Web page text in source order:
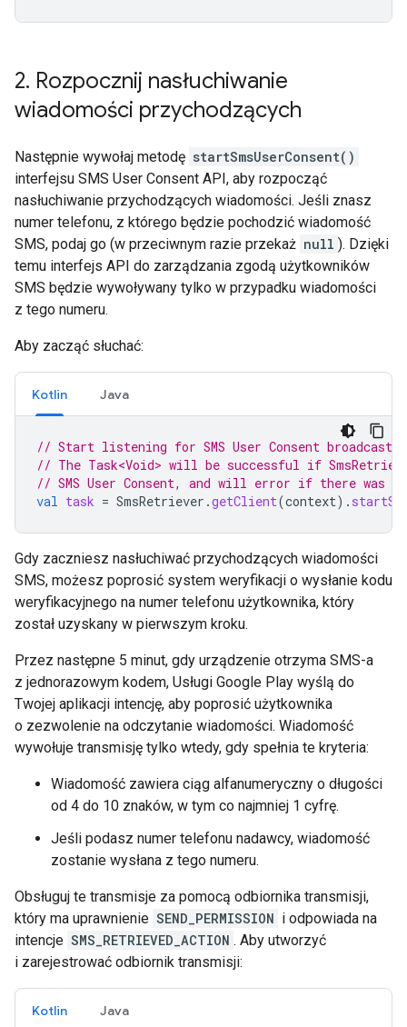
2. Rozpocznij nasłuchiwanie
wiadomości przychodzących
Następnie wywołaj metodę startSmsUserConsent()
interfejsu SMS User Consent API, aby rozpocząć
nasłuchiwanie przychodzących wiadomości. Jeśli znasz
numer telefonu, z którego będzie pochodzić wiadomość
SMS, podaj go (w przeciwnym razie przekaż null ). Dzięki
temu interfejs API do zarządzania zgodą użytkowników
SMS będzie wywoływany tylko w przypadku wiadomości
z tego numeru.
Aby zacząć słuchać:
Kotlin Java
// Start listening for SMS User Consent broadcasts
// The Task<Void> will be successful if
// SMS User Consent, and will error if there was
val task = SmsRetriever .getClient(context).
Gdy zaczniesz nasłuchiwać przychodzących wiadomości
SMS, możesz poprosić system weryfikacji o wysłanie kodu
weryfikacyjnego na numer telefonu użytkownika, który
został uzyskany w pierwszym kroku.
Przez następne 5 minut, gdy urządzenie otrzyma SMS-a
z jednorazowym kodem, Usługi Google Play wyślą do
Twojej aplikacji intencję, aby poprosić użytkownika
o zezwolenie na odczytanie wiadomości. Wiadomość
wywołuje transmisję tylko wtedy, gdy spełnia te kryteria:
Wiadomość zawiera ciąg alfanumeryczny o długości
od 4 do 10 znaków, w tym co najmniej 1 cyfrę.
Jeśli podasz numer telefonu nadawcy, wiadomość
zostanie wysłana z tego numeru.
Obsługuj te transmisje za pomocą odbiornika transmisji,
który ma uprawnienie SEND_PERMISSION i odpowiada na
intencje SMS_RETRIEVED_ACTION . Aby utworzyć
i zarejestrować odbiornik transmisji:
Kotlin Java